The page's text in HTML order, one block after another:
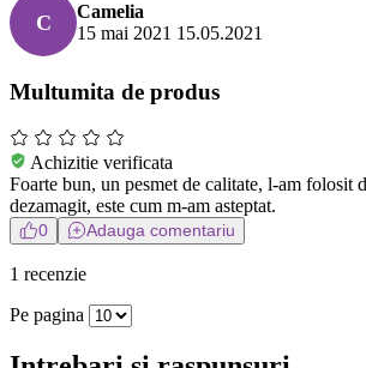
C
Camelia
15 mai 2021 15.05.2021
Multumita de produs
Achizitie verificata
Foarte bun, un pesmet de calitate, l-am folosit
dezamagit, este cum m-am asteptat.
0 Adauga comentariu
1 recenzie
Pe pagina